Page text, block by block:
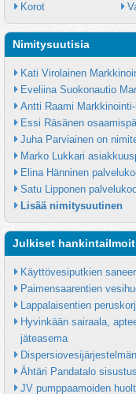
Korot
Nimitysuutisia
Kati Virolainen
Eveliina Suokonautio
Antti Raami
Essi Räsänen
Juha Parviainen on
Marko Lukkari
Elina Hänninen
Satu Lipponen
Lisää nimitysuutinen
Julkiset
Käyttövesiputkien
Paimensaarentien
Lappalaisentien
Hyvinkään sairaala,
jäteasema
Ähtäri Pandatalo
JV pumppaamoiden